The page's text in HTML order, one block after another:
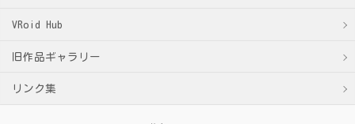
VRoid Hub
旧作品ギャラリー
リンク集